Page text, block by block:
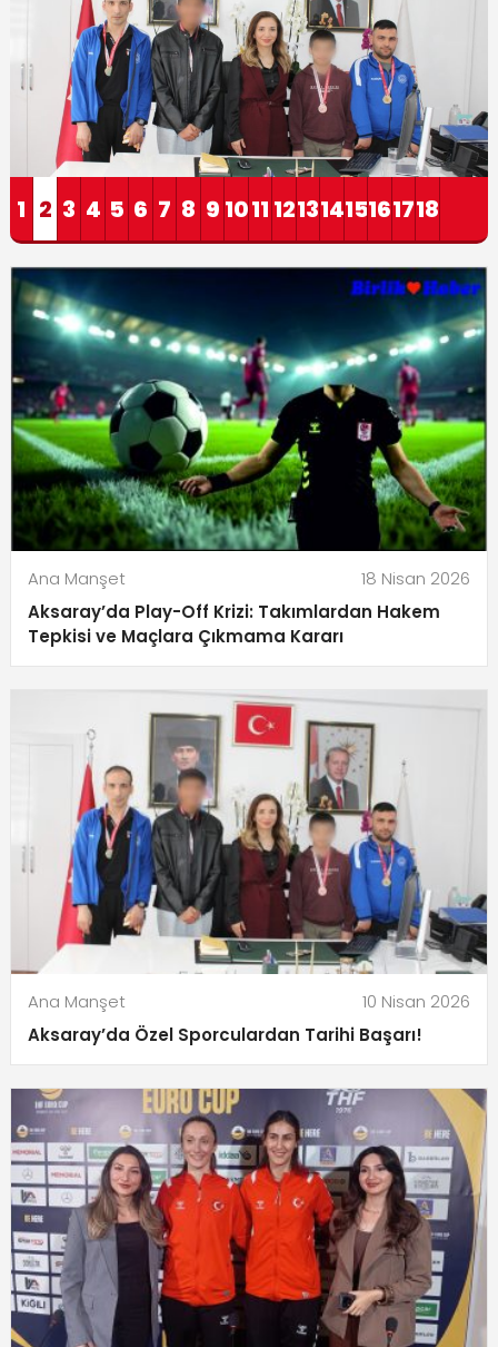
1 2 3 4 5 6 7 8 9 1011 12131415161718
Ana Manşet
18 Nisan 2026
Aksaray’da Play-Off Krizi: Takımlardan Hakem
Tepkisi ve Maçlara Çıkmama Kararı
Ana Manşet
10 Nisan 2026
Aksaray’da Özel Sporculardan Tarihi Başarı!